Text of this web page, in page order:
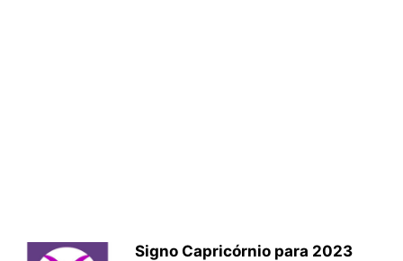
Signo Capricórnio para 2023